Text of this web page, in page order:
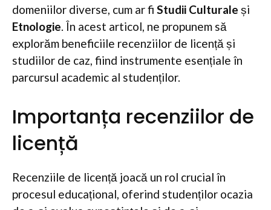
domeniilor diverse, cum ar fi Studii Culturale și
Etnologie. În acest articol, ne propunem să
explorăm beneficiile recenziilor de licență și
studiilor de caz, fiind instrumente esențiale în
parcursul academic al studenților.
Importanța recenziilor de
licență
Recenziile de licență joacă un rol crucial în
procesul educațional, oferind studenților ocazia